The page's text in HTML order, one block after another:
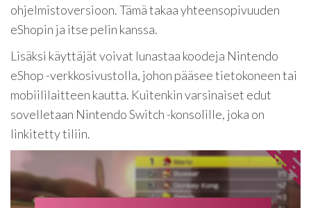
ohjelmistoversioon. Tämä takaa yhteensopivuuden
eShopin ja itse pelin kanssa.
Lisäksi käyttäjät voivat lunastaa koodeja Nintendo
eShop -verkkosivustolla, johon pääsee tietokoneen tai
mobiililaitteen kautta. Kuitenkin varsinaiset edut
sovelletaan Nintendo Switch -konsolille, joka on
linkitetty tiliin.